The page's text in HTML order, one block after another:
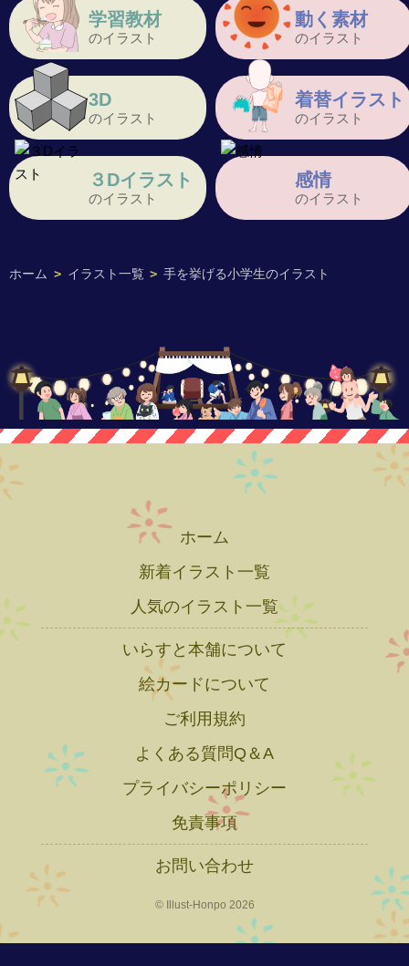
ホーム > イラスト一覧 > 手を挙げる小学生のイラスト
学習教材
のイラスト
動く素材
のイラスト
3D
のイラスト
着替イラスト
のイラスト
３Dイラスト
のイラスト
感情
のイラスト
ホーム
新着イラスト一覧
人気のイラスト一覧
いらすと本舗について
絵カードについて
ご利用規約
よくある質問Q＆A
プライバシーポリシー
免責事項
お問い合わせ
© Illust-Honpo 2026